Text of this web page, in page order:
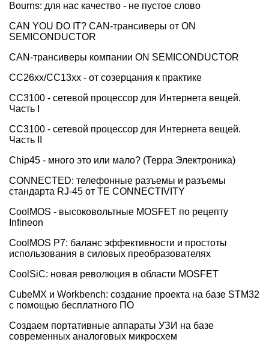
Bourns: для нас качество - не пустое слово
CAN YOU DO IT? CAN-трансиверы от ON
SEMICONDUCTOR
CAN-трансиверы компании ON SEMICONDUCTOR
CC26хх/СС13хх - от созерцания к практике
CC3100 - сетевой процессор для Интернета вещей.
Часть I
CC3100 - сетевой процессор для Интернета вещей.
Часть II
Chip45 - много это или мало? (Терра Электроника)
CONNECTED: телефонные разъемы и разъемы
стандарта RJ-45 от TE CONNECTIVITY
CoolMOS - высоковольтные MOSFET по рецепту
Infineon
CoolMOS P7: баланс эффективности и простоты
использования в силовых преобразователях
CoolSiC: новая революция в области MOSFET
CubeMX и Workbench: создание проекта на базе STM32
с помощью бесплатного ПО
Cоздаем портативные аппараты УЗИ на базе
современных аналоговых микросхем